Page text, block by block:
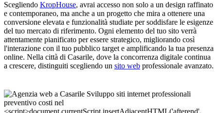
Scegliendo KropHouse, avrai accesso non solo a un design raffinato
e contemporaneo, ma anche a un progetto che mira a ottenere una
conversione elevata e funzionalità studiate per soddisfare le esigenze
del tuo mercato di riferimento. Ogni elemento del tuo sito verrà
attentamente pianificato per essere strategico, migliorando così
l'interazione con il tuo pubblico target e amplificando la tua presenza
online. Nella città di Casarile, dove la concorrenza digitale continua
a crescere, distinguiti scegliendo un sito web professionale avanzato.